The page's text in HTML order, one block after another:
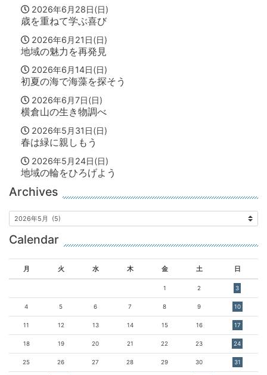
2026年6月28日(日)
歳を重ねて学ぶ喜び
2026年6月21日(日)
地域の魅力を再発見
2026年6月14日(日)
初夏の海で海藻を探そう
2026年6月7日(日)
横倉山の生き物調べ
2026年5月31日(日)
春は緑に親しもう
2026年5月24日(日)
地域の輪をひろげよう
Archives
Calendar
月 火 水 木 金 土 日
1 2 3
4 5 6 7 8 9 10
11 12 13 14 15 16 17
18 19 20 21 22 23 24
25 26 27 28 29 30 31